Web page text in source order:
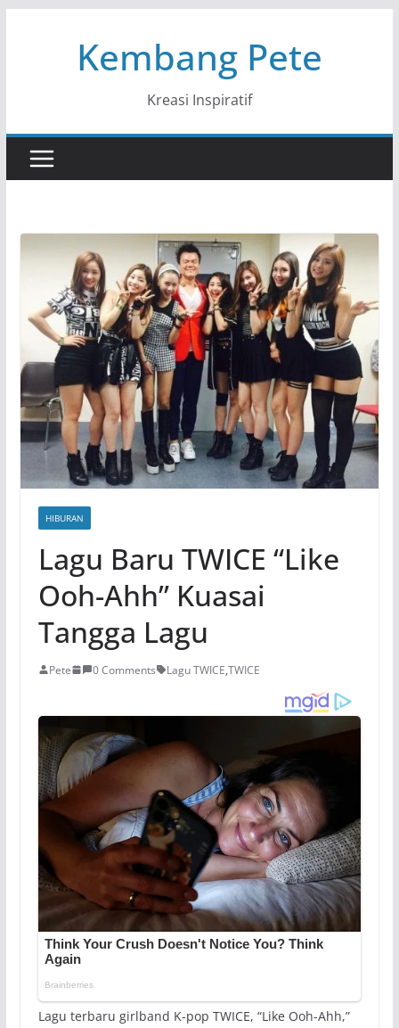
Kembang Pete
Kreasi Inspiratif
HIBURAN
Lagu Baru TWICE “Like
Ooh-Ahh” Kuasai
Tangga Lagu
Pete 0 Comments Lagu TWICE,TWICE
Lagu terbaru girlband K-pop TWICE, “Like Ooh-Ahh,”